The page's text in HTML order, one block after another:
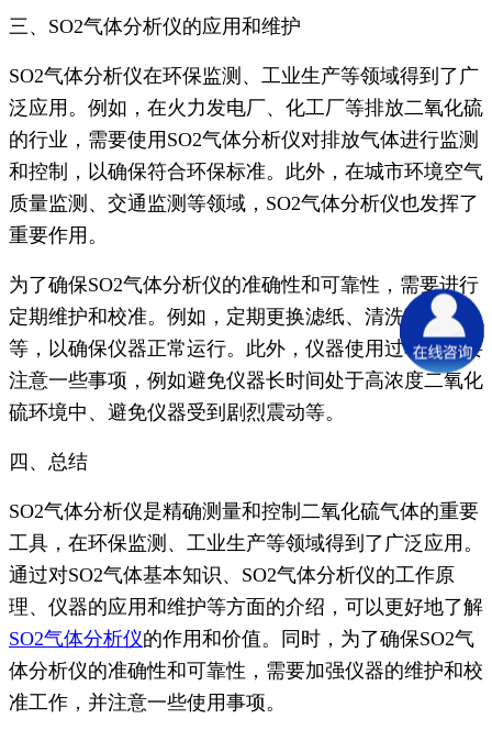
三、SO2气体分析仪的应用和维护
SO2气体分析仪在环保监测、工业生产等领域得到了广
泛应用。例如，在火力发电厂、化工厂等排放二氧化硫
的行业，需要使用SO2气体分析仪对排放气体进行监测
和控制，以确保符合环保标准。此外，在城市环境空气
质量监测、交通监测等领域，SO2气体分析仪也发挥了
重要作用。
为了确保SO2气体分析仪的准确性和可靠性，需要进行
定期维护和校准。例如，定期更换滤纸、清洗吸收瓶
等，以确保仪器正常运行。此外，仪器使用过程中需要
注意一些事项，例如避免仪器长时间处于高浓度二氧化
硫环境中、避免仪器受到剧烈震动等。
四、总结
SO2气体分析仪是精确测量和控制二氧化硫气体的重要
工具，在环保监测、工业生产等领域得到了广泛应用。
通过对SO2气体基本知识、SO2气体分析仪的工作原
理、仪器的应用和维护等方面的介绍，可以更好地了解
SO2气体分析仪的作用和价值。同时，为了确保SO2气
体分析仪的准确性和可靠性，需要加强仪器的维护和校
准工作，并注意一些使用事项。